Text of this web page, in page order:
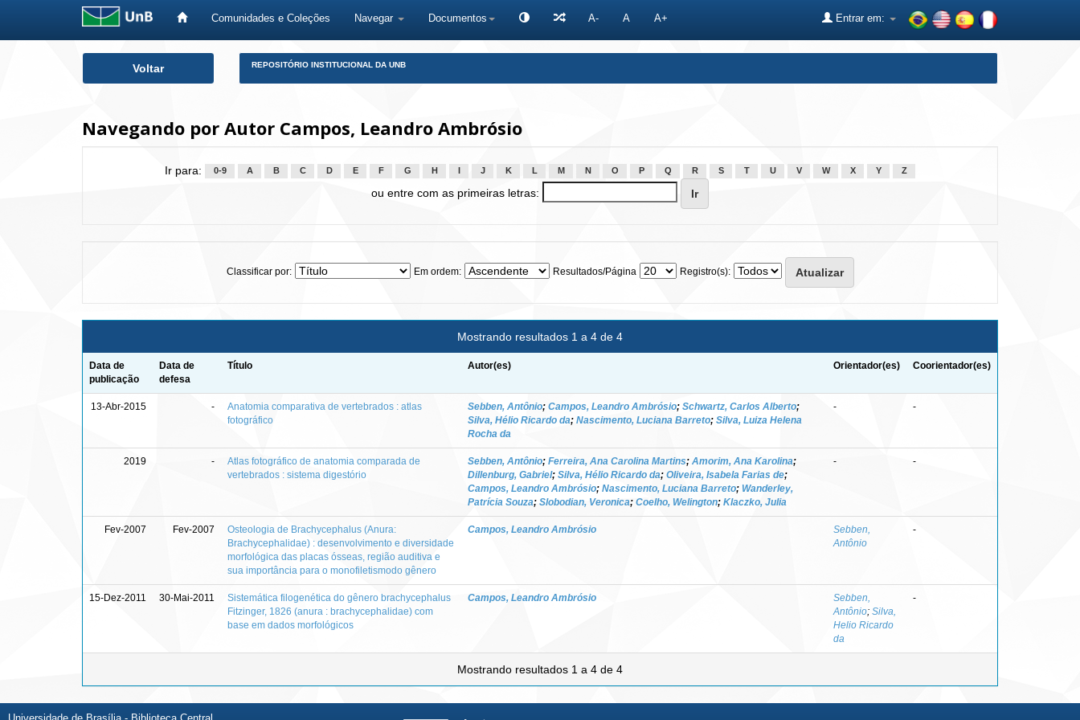
Comunidades e Coleções Navegar Documentos A- A A+ Entrar em:
Voltar REPOSITÓRIO INSTITUCIONAL DA UNB
Navegando por Autor Campos, Leandro Ambrósio
Ir para: 0-9 A B C D E F G H J K L M N O P Q R S T U V W X Y Z
ou entre com as primeiras letras:
Classificar por: Em ordem: Resultados/Página Registro(s):
Mostrando resultados 1 a 4 de 4
Data de
publicação
Data de
defesa
Título Autor(es) Orientador(es) Coorientador(es)
13-Abr-2015 -
Anatomia comparativa de vertebrados : atlas
fotográfico
Sebben, Antônio; Campos, Leandro Ambrósio; Schwartz, Carlos Alberto;
Silva, Hélio Ricardo da; Nascimento, Luciana Barreto; Silva, Luiza Helena
Rocha da
- -
2019 -
Atlas fotográfico de anatomia comparada de
vertebrados : sistema digestório
Sebben, Antônio; Ferreira, Ana Carolina Martins; Amorim, Ana Karolina;
Dillenburg, Gabriel; Silva, Hélio Ricardo da; Oliveira, Isabela Farias de;
Campos, Leandro Ambrósio; Nascimento, Luciana Barreto; Wanderley,
Patrícia Souza; Slobodian, Veronica; Coelho, Welington; Klaczko, Julia
- -
Fev-2007 Fev-2007
Osteologia de Brachycephalus (Anura:
Brachycephalidae) : desenvolvimento e diversidade
morfológica das placas ósseas, região auditiva e
sua importância para o monofiletismodo gênero
Campos, Leandro Ambrósio
Sebben,
Antônio
-
15-Dez-2011 30-Mai-2011
Sistemática filogenética do gênero brachycephalus
Fitzinger, 1826 (anura : brachycephalidae) com
base em dados morfológicos
Campos, Leandro Ambrósio
Sebben,
Antônio; Silva,
Helio Ricardo
da
-
Mostrando resultados 1 a 4 de 4
Universidade de Brasília - Biblioteca Central